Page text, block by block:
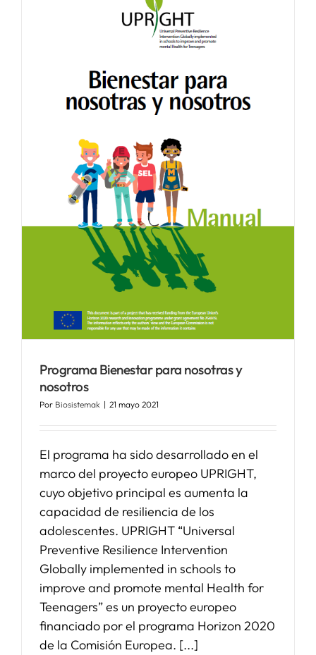
Programa Bienestar para nosotras y
nosotros
Por Biosistemak | 21 mayo 2021
El programa ha sido desarrollado en el
marco del proyecto europeo UPRIGHT,
cuyo objetivo principal es aumenta la
capacidad de resiliencia de los
adolescentes. UPRIGHT “Universal
Preventive Resilience Intervention
Globally implemented in schools to
improve and promote mental Health for
Teenagers” es un proyecto europeo
financiado por el programa Horizon 2020
de la Comisión Europea. [...]